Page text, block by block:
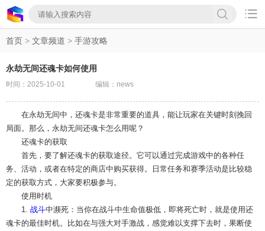

首页 > 文章频道 > 手游攻略
永劫无间还魂卡如何使用
时间：2025-10-01 编辑：news
在永劫无间中，还魂卡是非常重要的道具，能让玩家在关键时刻挽回
局面。那么，永劫无间还魂卡怎么用呢？
还魂卡的获取
首先，要了解还魂卡的获取途径。它可以通过完成游戏中的各种任
务、活动，或者在特定的商店中购买获得。日常任务和赛季活动是比较稳
定的获取方式，大家要积极参与。
使用时机
1. 战斗中濒死：当你在战斗中生命值极低，即将死亡时，就是使用还
魂卡的最佳时机。比如在与强大对手激战，感觉难以支撑下去时，果断使